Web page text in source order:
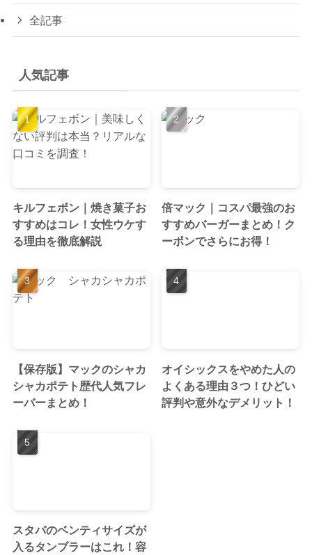
全記事
人気記事
キルフェボン｜焼き菓子お
すすめはコレ！女性ウケす
る理由を徹底解説
倍マック｜コスパ最強のお
すすめバーガーまとめ！ク
ーポンでさらにお得！
【保存版】マックのシャカ
シャカポテト歴代人気フレ
ーバーまとめ！
オイシックスをやめた人の
よくある理由３つ！ひどい
評判や意外なデメリット！
スタバのベンティサイズが
入るタンブラーはこれ！容